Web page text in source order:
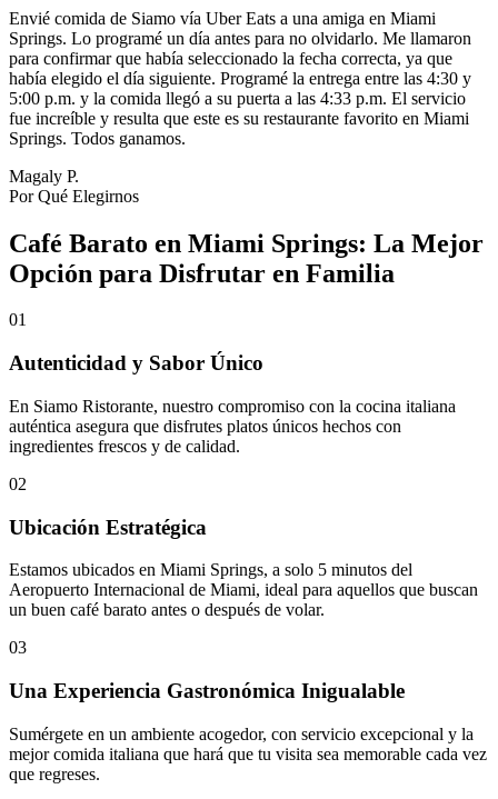
Envié comida de Siamo vía Uber Eats a una amiga en Miami
Springs. Lo programé un día antes para no olvidarlo. Me llamaron
para confirmar que había seleccionado la fecha correcta, ya que
había elegido el día siguiente. Programé la entrega entre las 4:30 y
5:00 p.m. y la comida llegó a su puerta a las 4:33 p.m. El servicio
fue increíble y resulta que este es su restaurante favorito en Miami
Springs. Todos ganamos.
Magaly P.
Por Qué Elegirnos
Café Barato en Miami Springs: La Mejor
Opción para Disfrutar en Familia
01
Autenticidad y Sabor Único
En Siamo Ristorante, nuestro compromiso con la cocina italiana
auténtica asegura que disfrutes platos únicos hechos con
ingredientes frescos y de calidad.
02
Ubicación Estratégica
Estamos ubicados en Miami Springs, a solo 5 minutos del
Aeropuerto Internacional de Miami, ideal para aquellos que buscan
un buen café barato antes o después de volar.
03
Una Experiencia Gastronómica Inigualable
Sumérgete en un ambiente acogedor, con servicio excepcional y la
mejor comida italiana que hará que tu visita sea memorable cada vez
que regreses.